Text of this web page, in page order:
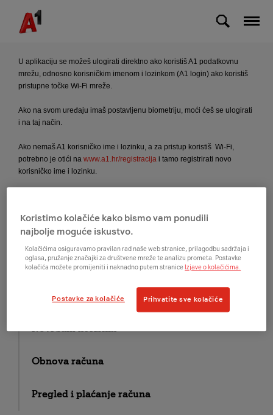
Skip to Main Content
Kako se mogu ulogirati u aplikaciju?
U aplikaciju se možeš ulogirati direktno ako koristiš A1 podatkovnu
mrežu, odnosno korisničkim imenom i lozinkom (A1 login) ako koristiš
pristupne točke Wi-Fi mreže.
Ako na svom uređaju imaš postavljenu biometriju, moći ćeš se ulogirati
i na taj način.
Ako nemaš A1 korisničko ime i lozinku, a za pristup koristiš Wi-Fi,
potrebno je otići na www.a1.hr/registracija i tamo registrirati novo
korisničko ime i lozinku.
Detalji o aplikaciji
Korištenje aplikacije
Moje usluge
Novi sam korisnik
Obnova računa
Pregled i plaćanje računa
Koristimo kolačiće kako bismo vam ponudili
najbolje moguće iskustvo.
Kolačićima osiguravamo pravilan rad naše web stranice, prilagodbu sadržaja i
oglasa, pružanje značajki za društvene mreže te analizu prometa. Postavke
kolačića možete promijeniti i naknadno putem stranice Izjave o kolačićima.
Postavke za kolačiće Prihvatite sve kolačiće